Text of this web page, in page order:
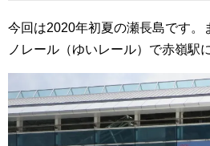
今回は2020年初夏の瀬長島です。
ノレール（ゆいレール）で赤嶺駅